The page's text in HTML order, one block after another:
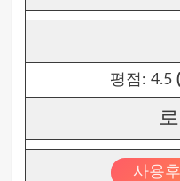
평점: 4.5
사용